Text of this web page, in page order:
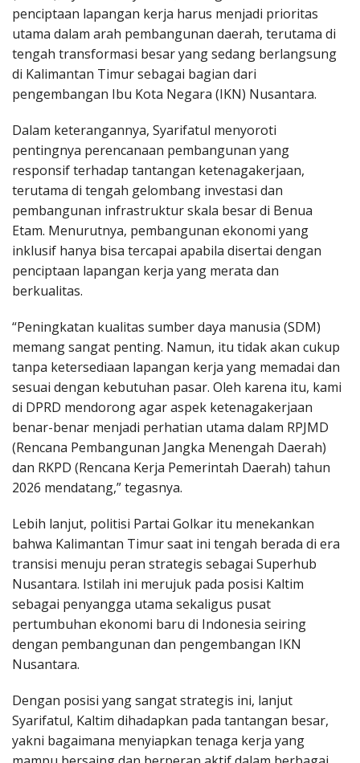
penciptaan lapangan kerja harus menjadi prioritas
utama dalam arah pembangunan daerah, terutama di
tengah transformasi besar yang sedang berlangsung
di Kalimantan Timur sebagai bagian dari
pengembangan Ibu Kota Negara (IKN) Nusantara.
Dalam keterangannya, Syarifatul menyoroti
pentingnya perencanaan pembangunan yang
responsif terhadap tantangan ketenagakerjaan,
terutama di tengah gelombang investasi dan
pembangunan infrastruktur skala besar di Benua
Etam. Menurutnya, pembangunan ekonomi yang
inklusif hanya bisa tercapai apabila disertai dengan
penciptaan lapangan kerja yang merata dan
berkualitas.
“Peningkatan kualitas sumber daya manusia (SDM)
memang sangat penting. Namun, itu tidak akan cukup
tanpa ketersediaan lapangan kerja yang memadai dan
sesuai dengan kebutuhan pasar. Oleh karena itu, kami
di DPRD mendorong agar aspek ketenagakerjaan
benar-benar menjadi perhatian utama dalam RPJMD
(Rencana Pembangunan Jangka Menengah Daerah)
dan RKPD (Rencana Kerja Pemerintah Daerah) tahun
2026 mendatang,” tegasnya.
Lebih lanjut, politisi Partai Golkar itu menekankan
bahwa Kalimantan Timur saat ini tengah berada di era
transisi menuju peran strategis sebagai Superhub
Nusantara. Istilah ini merujuk pada posisi Kaltim
sebagai penyangga utama sekaligus pusat
pertumbuhan ekonomi baru di Indonesia seiring
dengan pembangunan dan pengembangan IKN
Nusantara.
Dengan posisi yang sangat strategis ini, lanjut
Syarifatul, Kaltim dihadapkan pada tantangan besar,
yakni bagaimana menyiapkan tenaga kerja yang